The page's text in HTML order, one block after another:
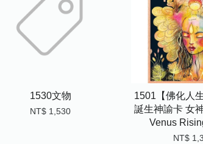
1530文物
NT$ 1,530
1501【佛化人
誕生神諭卡 女
Venus
NT$